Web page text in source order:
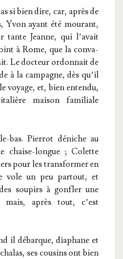
si bien dire, car, après de
Yvon ayant été mou­rant,
Jeanne, qui l’avait
à Rome, que la conva­
Le doc­teur ordon­nait de
à la cam­pagne, dès qu’il
voyage, et, bien enten­du,
mai­son fami­liale
bas. Pier­rot déniche au
chaise-longue ; Colette
pour les trans­for­mer en
vole un peu par­tout, et
sou­pirs à gon­fler une
après tout, c’est
il débarque, dia­phane et
ses cou­sins ont bien